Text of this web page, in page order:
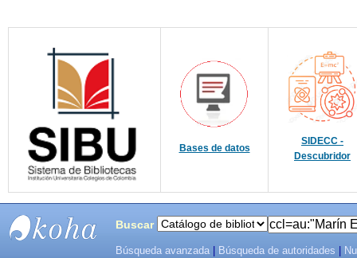
Bases de datos
SIDECC -
Descubridor
Buscar
Búsqueda avanzada Búsqueda de autoridades